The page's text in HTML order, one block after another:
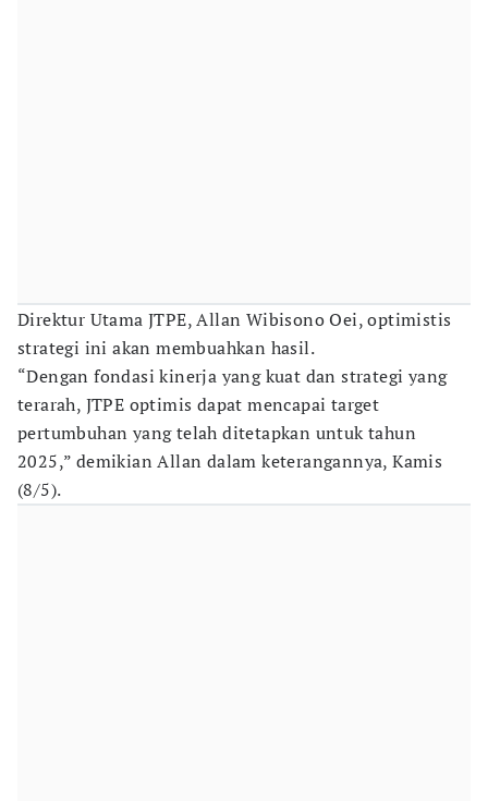
Direktur Utama JTPE, Allan Wibisono Oei, optimistis
strategi ini akan membuahkan hasil.
“Dengan fondasi kinerja yang kuat dan strategi yang
terarah, JTPE optimis dapat mencapai target
pertumbuhan yang telah ditetapkan untuk tahun
2025,” demikian Allan dalam keterangannya, Kamis
(8/5).